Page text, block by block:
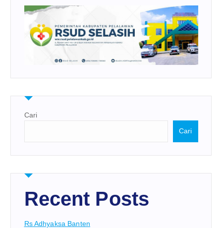
Cari
Cari
Recent Posts
Rs Adhyaksa Banten